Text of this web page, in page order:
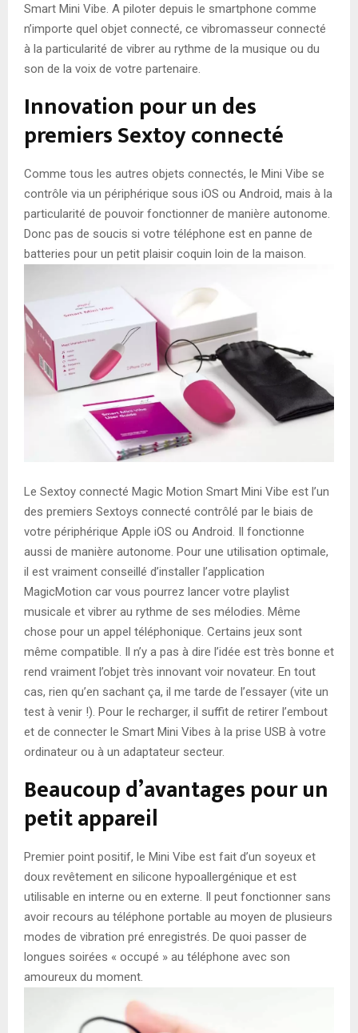
Smart Mini Vibe. A piloter depuis le smartphone comme
n’importe quel objet connecté, ce vibromasseur connecté
à la particularité de vibrer au rythme de la musique ou du
son de la voix de votre partenaire.
Innovation pour un des
premiers Sextoy connecté
Comme tous les autres objets connectés, le Mini Vibe se
contrôle via un périphérique sous iOS ou Android, mais à la
particularité de pouvoir fonctionner de manière autonome.
Donc pas de soucis si votre téléphone est en panne de
batteries pour un petit plaisir coquin loin de la maison.
Le Sextoy connecté Magic Motion Smart Mini Vibe est l’un
des premiers Sextoys connecté contrôlé par le biais de
votre périphérique Apple iOS ou Android. Il fonctionne
aussi de manière autonome. Pour une utilisation optimale,
il est vraiment conseillé d’installer l’application
MagicMotion car vous pourrez lancer votre playlist
musicale et vibrer au rythme de ses mélodies. Même
chose pour un appel téléphonique. Certains jeux sont
même compatible. Il n’y a pas à dire l’idée est très bonne et
rend vraiment l’objet très innovant voir novateur. En tout
cas, rien qu’en sachant ça, il me tarde de l’essayer (vite un
test à venir !). Pour le recharger, il suffit de retirer l’embout
et de connecter le Smart Mini Vibes à la prise USB à votre
ordinateur ou à un adaptateur secteur.
Beaucoup d’avantages pour un
petit appareil
Premier point positif, le Mini Vibe est fait d’un soyeux et
doux revêtement en silicone hypoallergénique et est
utilisable en interne ou en externe. Il peut fonctionner sans
avoir recours au téléphone portable au moyen de plusieurs
modes de vibration pré enregistrés. De quoi passer de
longues soirées « occupé » au téléphone avec son
amoureux du moment.